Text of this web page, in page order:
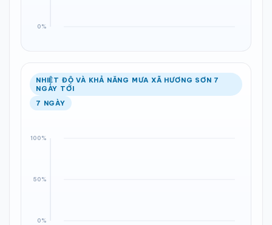
NHIỆT ĐỘ VÀ KHẢ NĂNG MƯA XÃ HƯƠNG SƠN 7
NGÀY TỚI
7 NGÀY